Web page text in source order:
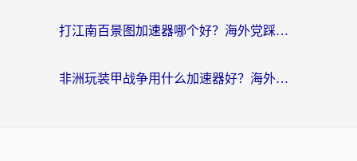
打江南百景图加速器哪个好？海外党踩坑N次后，终于找到不卡的秘诀
非洲玩装甲战争用什么加速器好？海外党亲测有效的国服游戏加速方案